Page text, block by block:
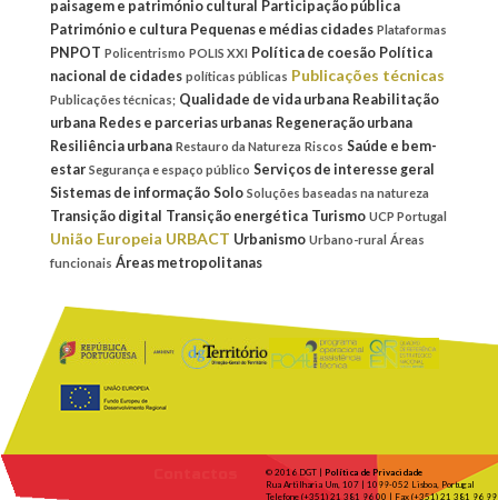
paisagem e património cultural Participação pública
Património e cultura Pequenas e médias cidades Plataformas
PNPOT Policentrismo POLIS XXI Política de coesão Política
nacional de cidades políticas públicas Publicações técnicas
Publicações técnicas; Qualidade de vida urbana Reabilitação
urbana Redes e parcerias urbanas Regeneração urbana
Resiliência urbana Restauro da Natureza Riscos Saúde e bem-
estar Segurança e espaço público Serviços de interesse geral
Sistemas de informação Solo Soluções baseadas na natureza
Transição digital Transição energética Turismo UCP Portugal
União Europeia URBACT Urbanismo Urbano-rural Áreas
funcionais Áreas metropolitanas
© 2016 DGT | Política de Privacidade
Rua Artilharia Um, 107 | 1099-052 Lisboa, Portugal
Telefone (+351) 21 381 96 00 | Fax (+351) 21 381 96 99